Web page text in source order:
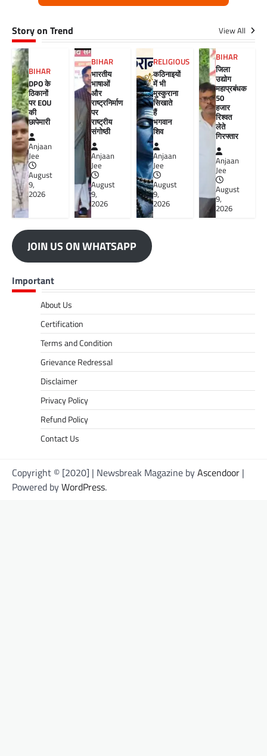
Story on Trend View All
BIHAR
DPO के
ठिकानों
पर EOU
की
छापेमारी
Anjaan
Jee
August
9,
2026
BIHAR
भारतीय
भाषाओं
और
राष्ट्रनिर्माण
पर
राष्ट्रीय
संगोष्ठी
Anjaan
Jee
August
9,
2026
RELIGIOUS
कठिनाइयों
में भी
मुस्कुराना
सिखाते
हैं
भगवान
शिव
Anjaan
Jee
August
9,
2026
BIHAR
जिला
उद्योग
महाप्रबंधक
50
हजार
रिश्वत
लेते
गिरफ्तार
Anjaan
Jee
August
9,
2026
JOIN US ON WHATSAPP
Important
About Us
Certification
Terms and Condition
Grievance Redressal
Disclaimer
Privacy Policy
Refund Policy
Contact Us
Copyright © [2020] | Newsbreak Magazine byAscendoor |
Powered byWordPress.